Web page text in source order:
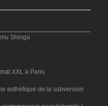
Shingu
XXL à Paris
esthétique de la subversion